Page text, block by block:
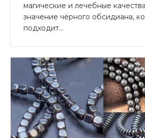
магические и лечебные
значение чёрного обсидиана,
подходит...